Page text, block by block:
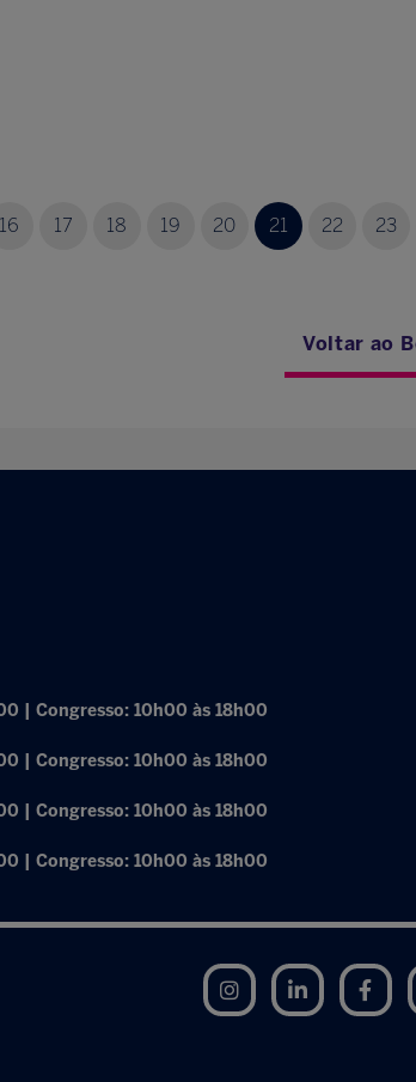
16 17 18 19 20 21 22 23
Voltar ao
| Congresso: 10h00 às 18h00
| Congresso: 10h00 às 18h00
| Congresso: 10h00 às 18h00
| Congresso: 10h00 às 18h00
Instagram LinkedIn